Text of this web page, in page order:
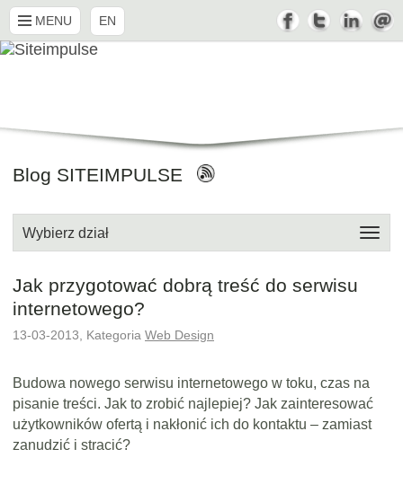
EN
MENU
Blog SITEIMPULSE
Wybierz dział
Jak przygotować dobrą treść do serwisu
internetowego?
13-03-2013, Kategoria Web Design
Budowa nowego serwisu internetowego w toku, czas na
pisanie treści. Jak to zrobić najlepiej? Jak zainteresować
użytkowników ofertą i nakłonić ich do kontaktu – zamiast
zanudzić i stracić?